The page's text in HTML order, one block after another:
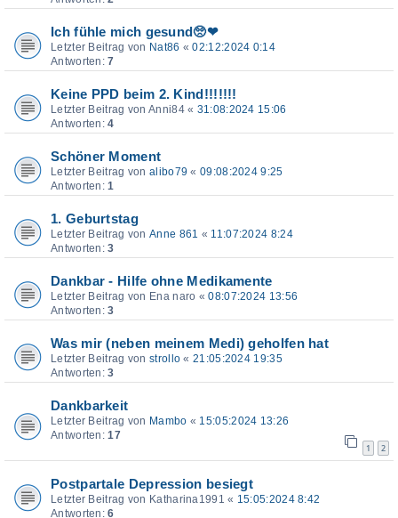
Ich fühle mich gesund🥺❤
Letzter Beitrag von Nat86 «02:12:2024 0:14
Antworten:7
Keine PPD beim 2. Kind!!!!!!!
Letzter Beitrag vonAnni84« 31:08:2024 15:06
Antworten:4
Schöner Moment
Letzter Beitrag von alibo79 «09:08:2024 9:25
Antworten:1
1. Geburtstag
Letzter Beitrag von Anne 861 « 11:07:2024 8:24
Antworten:3
Dankbar - Hilfe ohne Medikamente
Letzter Beitrag von Ena naro «08:07:2024 13:56
Antworten:3
Was mir (neben meinem Medi) geholfen hat
Letzter Beitrag von strollo «21:05:2024 19:35
Antworten:3
Dankbarkeit
Letzter Beitrag von Mambo « 15:05:2024 13:26
Antworten:17
1 2
Postpartale Depression besiegt
Letzter Beitrag von Katharina1991 « 15:05:2024 8:42
Antworten:6